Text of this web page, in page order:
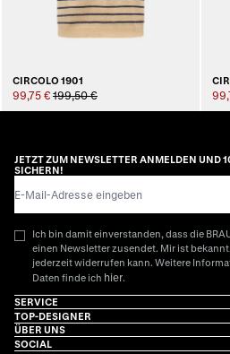
CIRCOLO 1901
99,75 € 199,50 €
JETZT ZUM NEWSLETTER ANMELDEN UND
SICHERN!
Ich bin damit einverstanden, dass die
einen Newsletter zusendet. Mir ist
jederzeit widerrufen kann. Weitere
Daten finde ich hier.
SERVICE
TOP-DESIGNER
ÜBER UNS
SOCIAL